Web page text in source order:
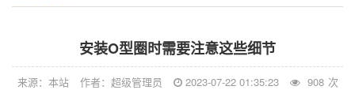
安装O型圈时需要注意这些细节
来源：本站 作者：超级管理员 2023-07-22 01:35:23 908 次